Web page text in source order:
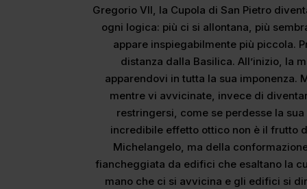
Gregorio VII, la Cupola di San Pietro
ogni logica: più ci si allontana, più
appare inspiegabilmente più piccola.
distanza dalla Basilica. All’inizio, la
apparendovi in tutta la sua imponenza.
mentre vi avvicinate, invece di
restringersi, come se perdesse la
incredibile effetto ottico non è il frutto
Michelangelo, ma della
fiancheggiata da edifici che esaltano la
mano che ci si avvicina e gli edifici si